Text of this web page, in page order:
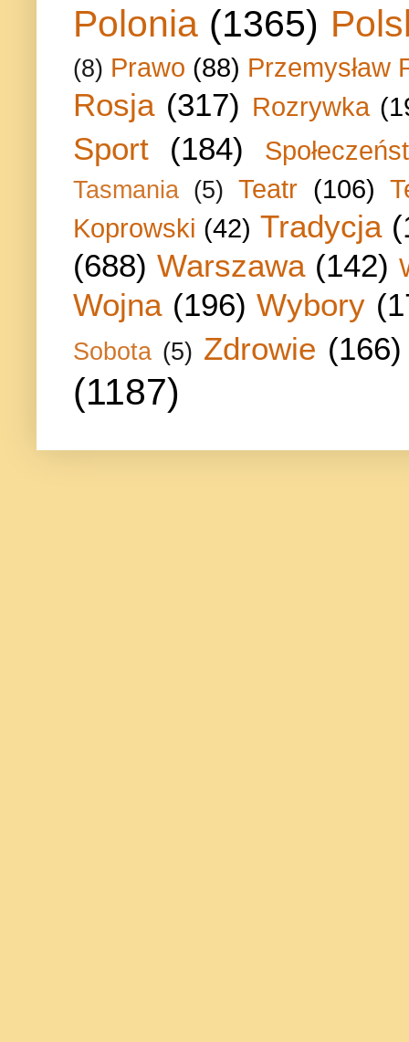
Polonia (1365)
(8) Prawo (88) Przemysław
Rosja (317) Rozrywka
Sport (184)
Tasmania (5) Teatr (106)
Koprowski (42) Tradycja
(688) Warszawa (142)
Wojna (196) Wybory
Sobota (5) Zdrowie (166)
(1187)